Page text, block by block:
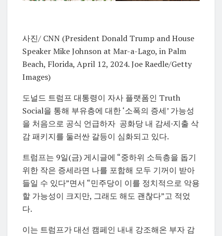
사진/ CNN (President Donald Trump and House
Speaker Mike Johnson at Mar-a-Lago, in Palm
Beach, Florida, April 12, 2024.Joe Raedle/Getty
Images)
도널드 트럼프 대통령이 자사 플랫폼인 Truth
Social을 통해 부유층에 대한 ‘소폭의 증세’ 가능성
을 처음으로 공식 언급하자 공화당 내 감세·지출 삭
감 패키지를 둘러싼 갈등이 심화되고 있다.
트럼프는 9일(금) 게시글에 “중하위 소득층을 돕기
위한 작은 증세라면 나를 포함해 모두 기꺼이 받아
들일 수 있다”면서 “민주당이 이를 정치적으로 악용
할 가능성이 크지만, 그래도 해도 괜찮다”고 적었
다.
이는 트럼프가 대선 캠페인 내내 강조해온 부자 감